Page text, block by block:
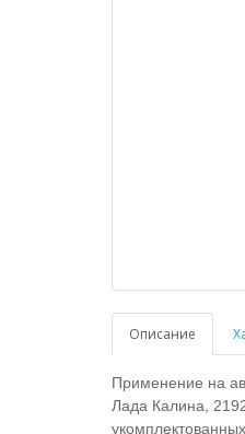
Описание
Применение на
Лада Калина,